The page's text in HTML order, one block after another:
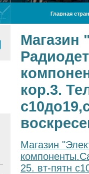
Главная
Магазин
кор.3.
Магазин
25. вт-пятн